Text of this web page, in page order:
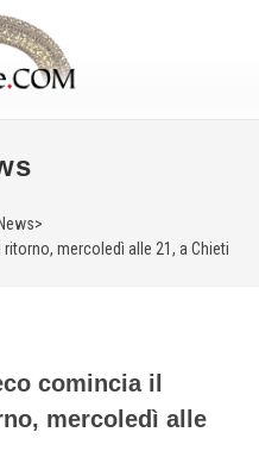
ritorno, mercoledì alle 21, a Chieti
comincia il
mercoledì alle